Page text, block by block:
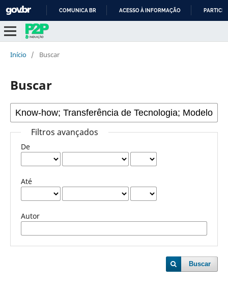
COMUNICA BR ACESSO À INFORMAÇÃO
Início / Buscar
Buscar
Filtros avançados
De
Até
Autor
Buscar